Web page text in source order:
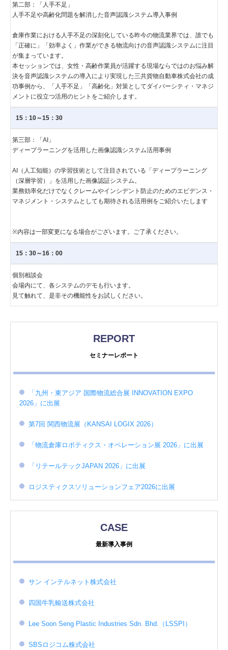
第二部：「人手不足」
人手不足や高齢化問題を解消した音声認識システム導入事例
倉庫作業における人手不足の深刻化している昨今の物流業界では、誰でも
「正確に」「効率よく」作業ができる物流向けの音声認識システムに注目
が集まっています。
本セッションでは、女性・高齢作業員が活躍する現場ならではのお悩み解
決を音声認識システムの導入により実現した三共貨物自動車株式会社の成
功事例から、「人手不足」「高齢化」対策としてダイバーシティ・マネジ
メントに役立つ活用のヒントをご紹介します。
15：10～15：30
第三部：「AI」
ディープラーニングを活用した画像認識システム活用事例
AI（人工知能）の学習技術として注目されている「ディープラーニング
（深層学習）」を活用した画像認証システム。
業務効率化だけでなくクレームやインシデント防止のためのエビデンス・
マネジメント・システムとしても期待される活用例をご紹介いたします
※内容は一部変更になる場合がございます。ご了承ください。
15：30～16：00
個別相談会
会場内にて、各システムのデモも行います。
見て触れて、是非その機能性をお試しください。
REPORT
セミナーレポート
「九州・東アジア 国際物流総合展 INNOVATION EXPO
2026」に出展
第7回 関西物流展（KANSAI LOGIX 2026）
「物流倉庫ロボティクス・オペレーション展 2026」に出展
「リテールテックJAPAN 2026」に出展
ロジスティクスソリューションフェア2026に出展
CASE
最新導入事例
サン インテルネット株式会社
四国牛乳輸送株式会社
Lee Soon Seng Plastic Industries Sdn. Bhd.（LSSPI）
SBSロジコム株式会社